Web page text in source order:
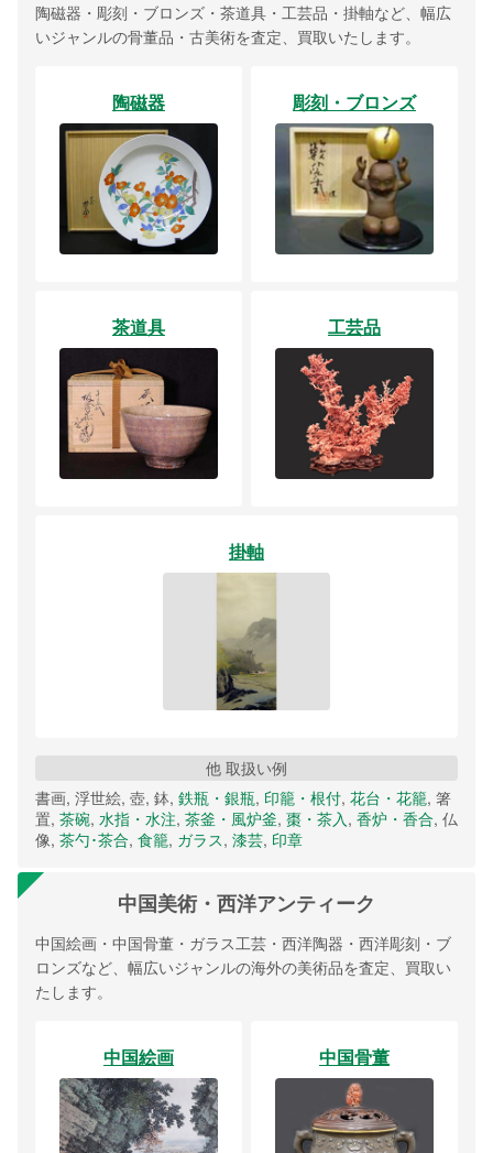
陶磁器・彫刻・ブロンズ・茶道具・工芸品・掛軸など、幅広
いジャンルの骨董品・古美術を査定、買取いたします。
陶磁器 彫刻・ブロンズ
茶道具 工芸品
掛軸
他 取扱い例
書画, 浮世絵, 壺, 鉢, 鉄瓶・銀瓶, 印籠・根付, 花台・花籠, 箸
置, 茶碗, 水指・水注, 茶釜・風炉釜, 棗・茶入, 香炉・香合, 仏
像, 茶勺･茶合, 食籠, ガラス, 漆芸, 印章
中国美術・西洋アンティーク
中国絵画・中国骨董・ガラス工芸・西洋陶器・西洋彫刻・ブ
ロンズなど、幅広いジャンルの海外の美術品を査定、買取い
たします。
中国絵画 中国骨董